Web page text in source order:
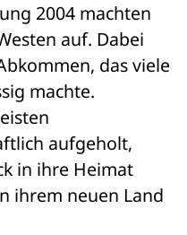
2004 machten
auf. Dabei
das viele
machte.
aufgeholt,
in ihre Heimat
ihrem neuen Land